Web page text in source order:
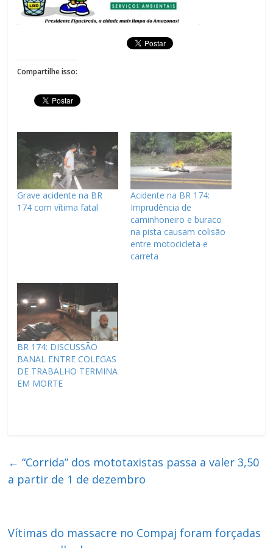
Compartilhe isso:
Grave acidente na BR
174 com vítima fatal
Acidente na BR 174:
Imprudência de
caminhoneiro e buraco
na pista causam colisão
entre motocicleta e
carreta
BR 174: DISCUSSÃO
BANAL ENTRE COLEGAS
DE TRABALHO TERMINA
EM MORTE
← “Corrida” dos mototaxistas passa a valer 3,50
a partir de 1 de dezembro
Vítimas do massacre no Compaj foram forçadas